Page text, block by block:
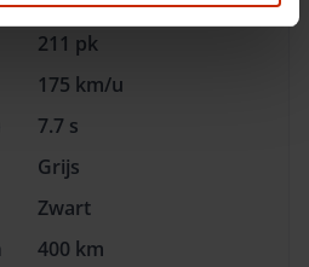
211 pk
175 km/u
7.7 s
Grijs
Zwart
400 km